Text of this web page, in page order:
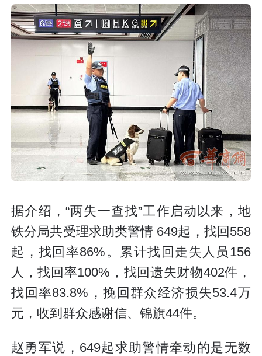
据介绍，“两失一查找”工作启动以来，地
铁分局共受理求助类警情 649起，找回558
起，找回率86%。累计找回走失人员156
人，找回率100%，找回遗失财物402件，
找回率83.8%，挽回群众经济损失53.4万
元，收到群众感谢信、锦旗44件。
赵勇军说，649起求助警情牵动的是无数